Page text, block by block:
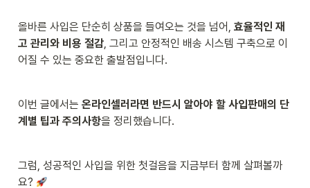
올바른 사입은 단순히 상품을 들여오는 것을 넘어, 효율적인 재
고 관리와 비용 절감, 그리고 안정적인 배송 시스템 구축으로 이
어질 수 있는 중요한 출발점입니다.
이번 글에서는 온라인셀러라면 반드시 알아야 할 사입판매의 단
계별 팁과 주의사항을 정리했습니다.
그럼, 성공적인 사입을 위한 첫걸음을 지금부터 함께 살펴볼까
요?